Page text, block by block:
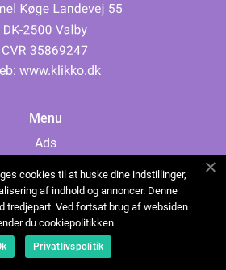
www.klikko.dk
Menu
Ads
Cookies
Contact
Sitemap
cookies til at huske dine indstillinger,
af indhold og annoncer. Denne
tredjepart. Ved fortsat brug af websiden
du cookiepolitikken.
Privatlivspolitik